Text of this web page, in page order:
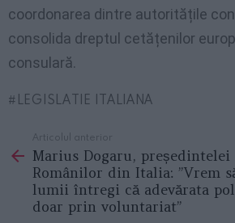
coordonarea dintre autoritățile
consolida dreptul cetățenilor
consulară.
LEGISLATIE ITALIANA
more
Articolul anterior
Marius Dogaru,
Românilor din Italia: ”Vrem
lumii întregi că adevărata
doar prin voluntariat”